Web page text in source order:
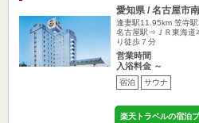
愛知県 / 名古屋市
逢妻駅11.95km 笠寺
名古屋駅⇒ＪＲ東海道
り徒歩７分
営業時間
入浴料金 ～
宿泊 サウナ
楽天トラベルの宿泊